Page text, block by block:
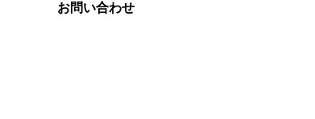
お問い合わせ